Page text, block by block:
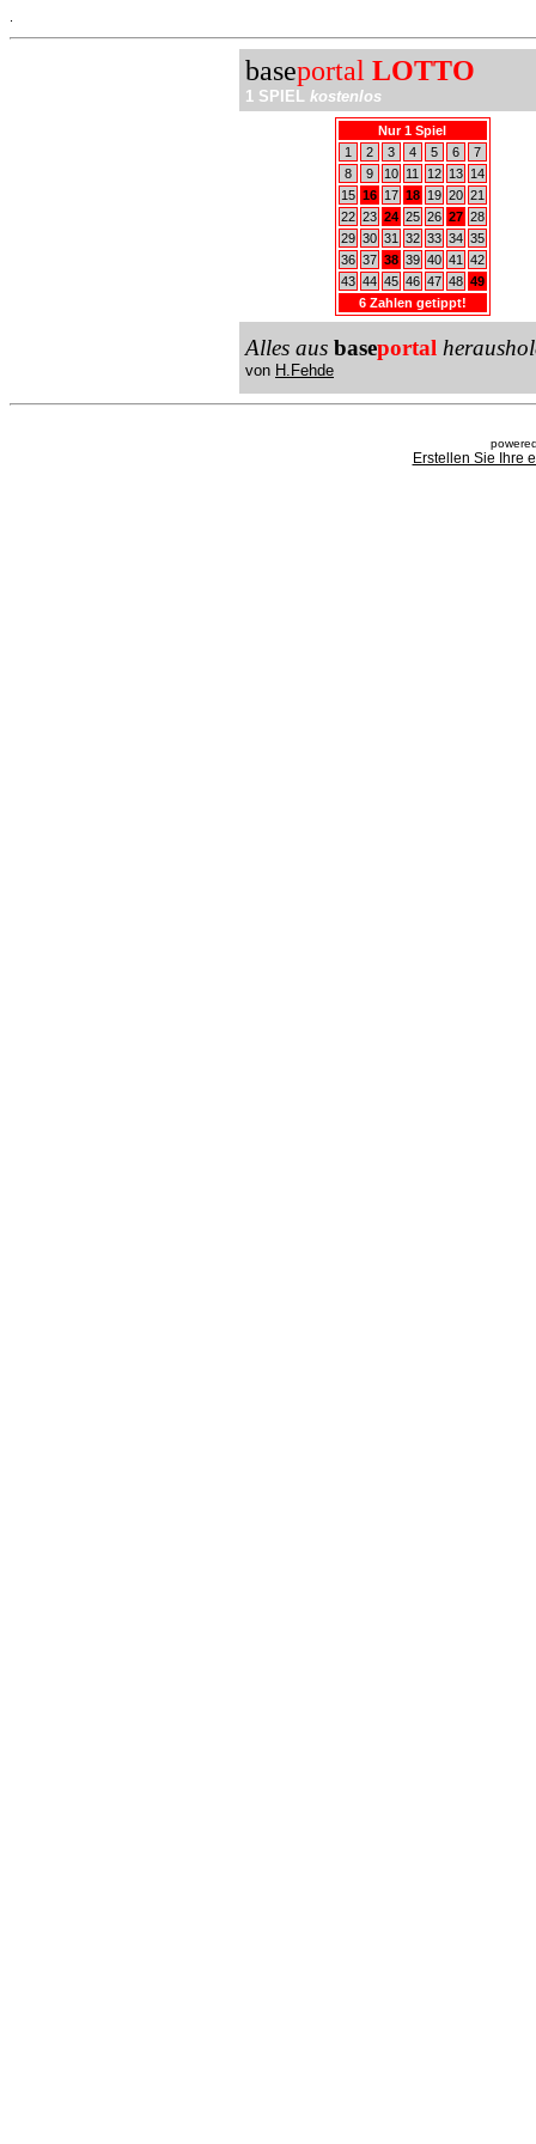
baseportal LOTTO
1 SPIEL kostenlos
Nur 1 Spiel
1
2 3 4 5 6
7
8
9 10 11 12 13
14
15 16 17 18 19 20 21
22 23 24 25 26 27 28
29 30 31 32 33 34 35
36 37 38 39 40 41
42
43 44 45 46 47 48 49
6 Zahlen getippt!
Alles aus baseportal
von H.Fehde
Erstellen Sie Ihre